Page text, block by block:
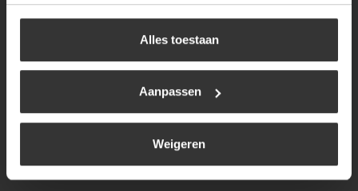
uw keuze op onze website verwijzen wij u naar ons
Alles toestaan
Aanpassen
Weigeren
Navigatie
Brandstoffen
Gastechniek